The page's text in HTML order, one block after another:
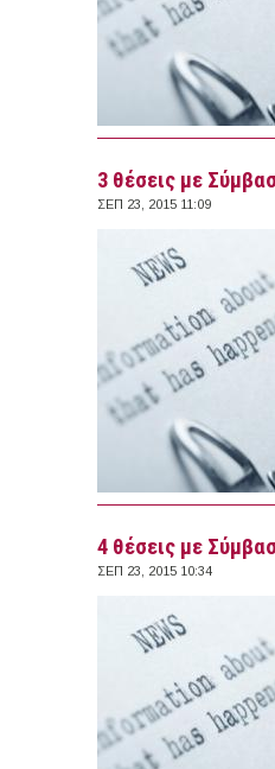
3 θέσεις με
ΣΕΠ 23, 2015 11:09
4 θέσεις με
ΣΕΠ 23, 2015 10:34